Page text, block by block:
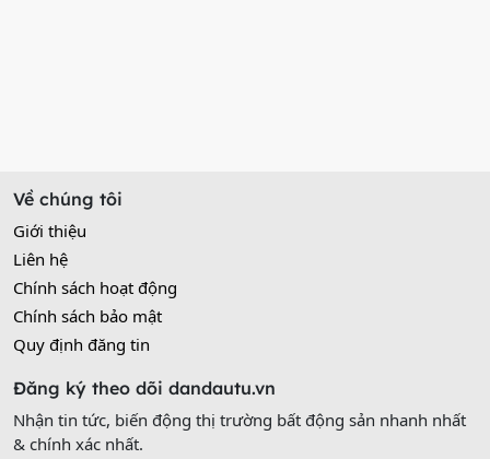
Về chúng tôi
Giới thiệu
Liên hệ
Chính sách hoạt động
Chính sách bảo mật
Quy định đăng tin
Đăng ký theo dõi dandautu.vn
Nhận tin tức, biến động thị trường bất động sản nhanh nhất
& chính xác nhất.